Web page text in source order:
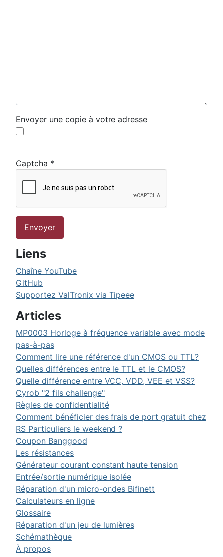
Envoyer une copie à votre adresse
Captcha *
Envoyer
Liens
Chaîne YouTube
GitHub
Supportez ValTronix via Tipeee
Articles
MP0003 Horloge à fréquence variable avec mode
pas-à-pas
Comment lire une référence d'un CMOS ou TTL?
Quelles différences entre le TTL et le CMOS?
Quelle différence entre VCC, VDD, VEE et VSS?
Cyrob "2 fils challenge"
Règles de confidentialité
Comment bénéficier des frais de port gratuit chez
RS Particuliers le weekend ?
Coupon Banggood
Les résistances
Générateur courant constant haute tension
Entrée/sortie numérique isolée
Réparation d'un micro-ondes Bifinett
Calculateurs en ligne
Glossaire
Réparation d'un jeu de lumières
Schémathèque
À propos